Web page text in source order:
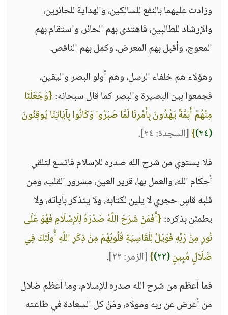
وزادت عليهما بالنفع للسالكين، والهداية للحائرين،
والإرشاد للطالبين، فاهتدى بهم الحائر، واستقام بهم
المعوج، وأقبل بهم المعرض، وكمل بهم الناقص.
وهؤلاء هم خلفاء الرسل، وهم أولو البصر واليقين،
فجمعوا بين البصيرة والبصر كما قال سبحانه:{وَجَعَلْنَا
مِنْهُمْ أَئِمَّةً يَهْدُونَ بِأَمْرِنَا لَمَّا صَبَرُوا وَكَانُوا بِآيَاتِنَا يُوقِنُونَ
(٢٤)
}[السجدة: ٢٤]
.
فلا يستوي من شرح الله صدره للإسلام فاتسع لتلقي
أحكام الله، والعمل بها، قرير العين، مسرور القلب، ومن
قلبه قاسٍ حجري لا يلين لكتابه، ولا يتذكر بآياته، ولا
يطمئن بذكره:{أَفَمَنْ شَرَحَ اللَّهُ صَدْرَهُ لِلْإِسْلَامِ فَهُوَ عَلَى
نُورٍ مِنْ رَبِّهِ فَوَيْلٌ لِلْقَاسِيَةِ قُلُوبُهُمْ مِنْ ذِكْرِ اللَّهِ أُولَئِكَ فِي
ضَلَالٍ مُبِينٍ(٢٢) }[الزمر: ٢٢]
.
فما أعظم من شرح الله صدره للإسلام، وما أعظم ضلال
من أعرض عن ربه ومولاه، ومَنْ كل السعادة في طاعته